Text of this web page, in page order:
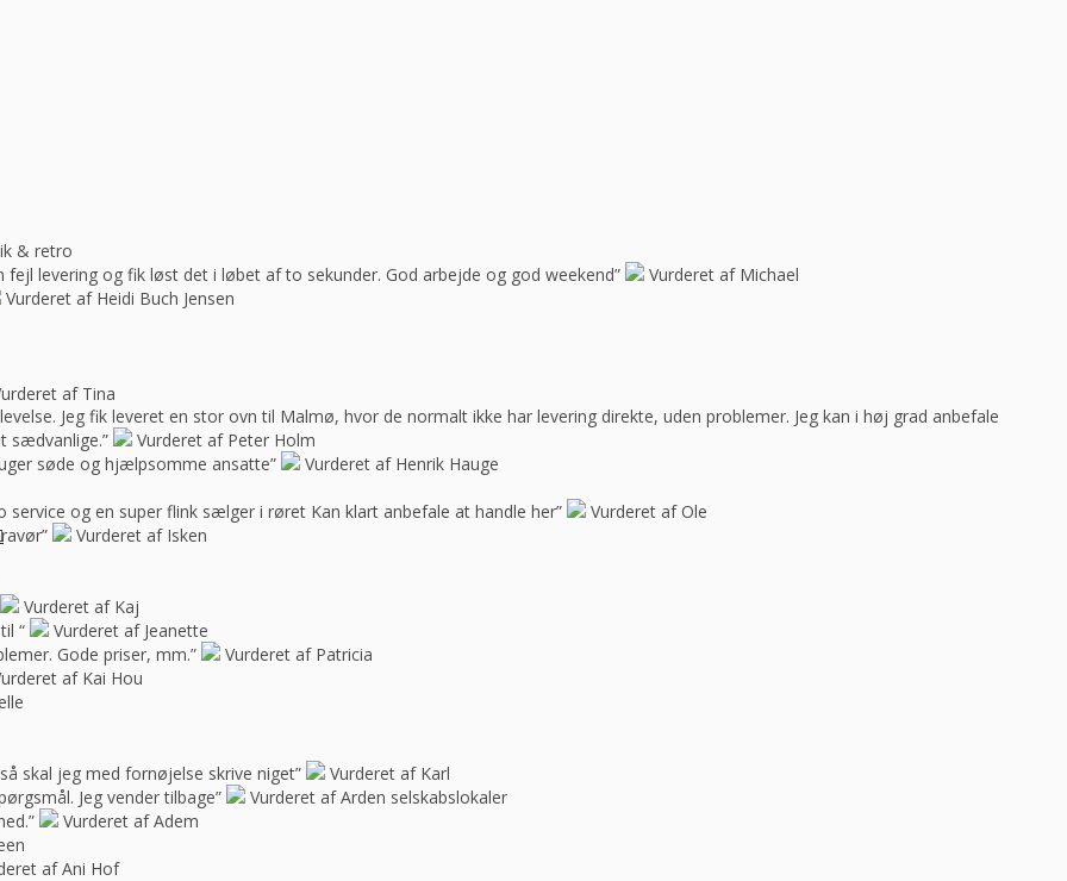
& retro
levering og fik løst det i løbet af to sekunder. God arbejde og god weekend”
Vurderet af Michael
Vurderet af Heidi Buch Jensen
af Tina
Jeg fik leveret en stor ovn til Malmø, hvor de normalt ikke har levering direkte, uden problemer. Jeg kan i høj grad anbefale
sædvanlige.”
Vurderet af Peter Holm
søde og hjælpsomme ansatte”
Vurderet af Henrik Hauge
og en super flink sælger i røret Kan klart anbefale at handle her”
Vurderet af Ole
Vurderet af Isken
Vurderet af Kaj
“
Vurderet af Jeanette
Gode priser, mm.”
Vurderet af Patricia
af Kai Hou
skal jeg med fornøjelse skrive niget”
Vurderet af Karl
Jeg vender tilbage”
Vurderet af Arden selskabslokaler
Vurderet af Adem
af Ani Hof